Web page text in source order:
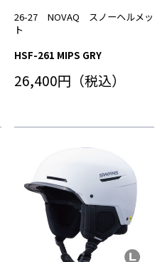
26-27 NOVAQ スノーヘルメッ
ト
HSF-261 MIPS GRY
26,400円（税込）